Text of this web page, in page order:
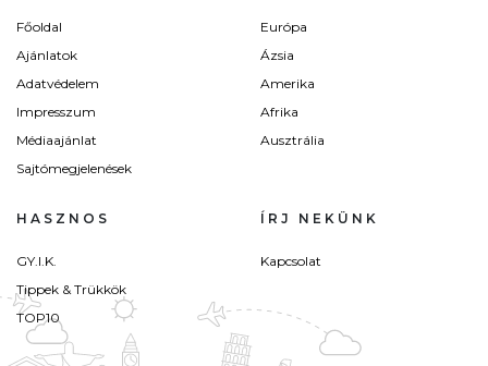
Főoldal
Ajánlatok
Adatvédelem
Impresszum
Médiaajánlat
Sajtómegjelenések
Európa
Ázsia
Amerika
Afrika
Ausztrália
HASZNOS
GY.I.K.
Tippek & Trükkök
TOP10
ÍRJ NEKÜNK
Kapcsolat